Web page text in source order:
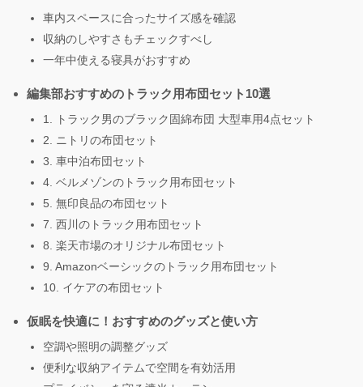
車内スペースに合ったサイズ感を確認
収納のしやすさもチェックすべし
一年中使える寝具がおすすめ
編集部おすすめのトラック用布団セット10選
1. トラック男のブラック固綿布団 大型車用4点セット
2. ニトリの布団セット
3. 車中泊布団セット
4. ベルメゾンのトラック用布団セット
5. 無印良品の布団セット
7. 西川のトラック用布団セット
8. 楽天市場のオリジナル布団セット
9. Amazonベーシックのトラック用布団セット
10. イケアの布団セット
仮眠を快適に！おすすめのグッズと使い方
空調や照明の調整グッズ
便利な収納アイテムで空間を有効活用